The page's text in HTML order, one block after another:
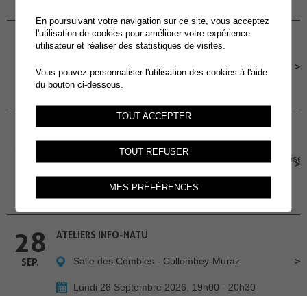
19
SEP.
CONCOURS POMPIERS PROTECTION RESPIRATOIRE
Site des Perraires
24
Salle Multiactivités - La Charmaie, Place sous l'église
28
SEP.
ATELIERS INFO-NATU
Salle des Combles - Collombey-Muraz
Lundi 28 Septembre 2026, 19h00 - 20h30
En poursuivant votre navigation sur ce site, vous acceptez
l'utilisation de cookies pour améliorer votre expérience
utilisateur et réaliser des statistiques de visites.
Vous pouvez personnaliser l'utilisation des cookies à l'aide
du bouton ci-dessous.
TOUT ACCEPTER
TOUT REFUSER
MES PRÉFÉRENCES